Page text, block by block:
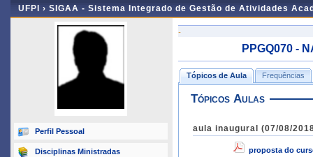
UFPI › SIGAA - Sistema Integrado de Gestão de Atividades
Perfil Pessoal
Disciplinas Ministradas
-
PPGQ070 -
Tópicos de Aula Frequências
Tópicos Aulas
aula inaugural (07/08/
proposta do